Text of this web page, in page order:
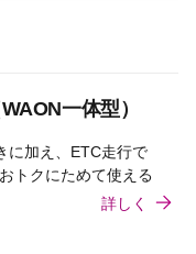
一体型）
に加え、ETC走行で
トクにためて使える
詳しく